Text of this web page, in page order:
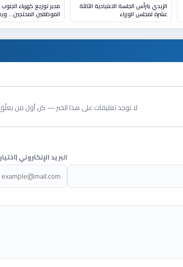
الزيدي يترأس الجلسة الاعتيادية الثالثة
عشرة لمجلس الوزراء
مدير توزيع كهرباء
الموظفين المحتجين… ويعلن حزمة قرا
لا توجد تعليقات على هذا الخبر — كن أول من
البريد الإلكتروني